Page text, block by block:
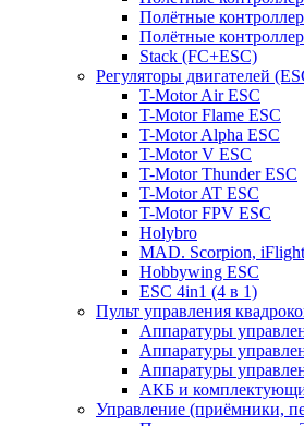
Полётные
Полётные
Stack (FC+ESC)
Регуляторы двигателей
T-Motor Air ESC
T-Motor Flame ESC
T-Motor Alpha ESC
T-Motor V ESC
T-Motor Thunder ESC
T-Motor AT ESC
T-Motor FPV ESC
Holybro
MAD. Scorpion,
Hobbywing ESC
ESC 4in1 (4 в 1)
Пульт управления
Аппаратуры
Аппаратуры
Аппаратуры
АКБ и
Управление (приёмники,